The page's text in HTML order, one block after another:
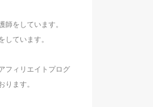
師をしています。
しています。
フィリエイトプログ
ります。